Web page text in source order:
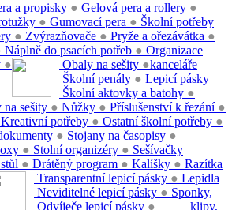
a propisky ● Gelová pera a rollery ●
● Gumovací pera ●
● Zvýrazňovače ● Pryže a ořezávátka ●
Náplně do psacích potřeb ●
●
Školní potřeby
Obaly na sešity ●
Školní penály ●
Školní aktovky a batohy ●
sešity ● Nůžky ● Příslušenství k řezání ●
Kreativní potřeby ● Ostatní školní potřeby ●
Organizace
kanceláře
● Stojany na časopisy ●
● Stolní organizéry ●
● Drátěný program ● Kalíšky ●
Lepicí pásky
Transparentní lepicí pásky ●
Neviditelné lepicí pásky ●
Odvíječe lepicí pásky ●
Sešívačky
Razítka
Lepidla
Sponky,
klipy,